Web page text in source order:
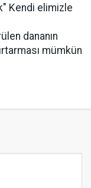
Kendi elimizle
dananın
mümkün